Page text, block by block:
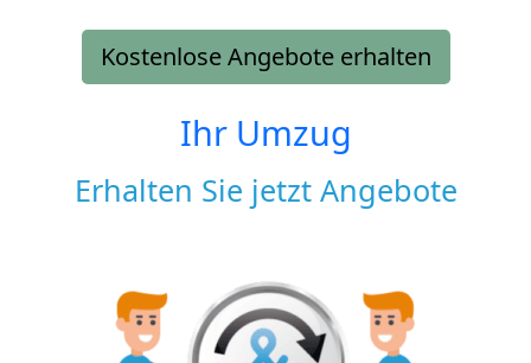
Kostenlose Angebote erhalten
Ihr Umzug
Erhalten Sie jetzt Angebote